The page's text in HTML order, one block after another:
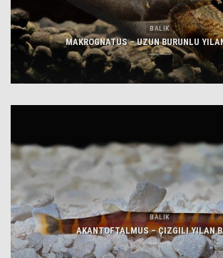
BALIK
MAKROGNATUS – UZUN BURUNLU
BALIK
AKANTOFTALMUS – ÇIZGILI YILAN